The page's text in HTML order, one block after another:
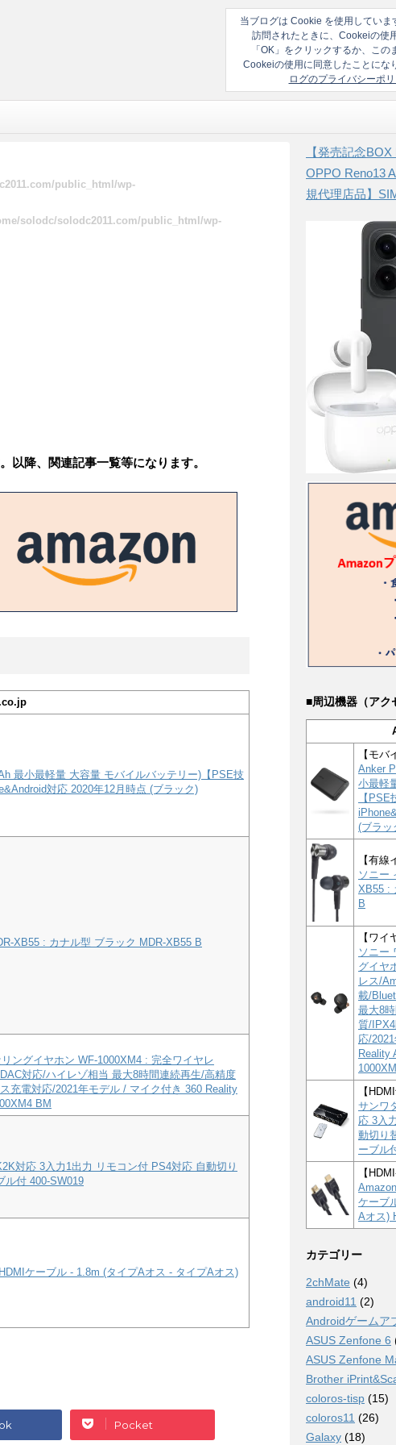
当ブログは Cookie を使用していま
訪問されたときに、Cookeiの使
「OK」をクリックするか、この
Cookeiの使用に同意したことにな
ログのプライバシーポ
public_html/wp-
solodc/solodc2011.com/public_html/wp-
以降、関連記事一覧等になります。
最小最軽量 大容量 モバイルバッテリー)【PSE技
対応 2020年12月時点 (ブラック)
XB55 : カナル型 ブラック MDR-XB55 B
ングイヤホン WF-1000XM4 : 完全ワイヤレ
対応/ハイレゾ相当 最大8時間連続再生/高精度
充電対応/2021年モデル / マイク付き 360 Reality
BM
対応 3入力1出力 リモコン付 PS4対応 自動切り
ル付 400-SW019
ケーブル - 1.8m (タイプAオス - タイプAオス)
Pocket
【発売記念
OPPO Reno13
規代理店品】
■周辺機器（アク
【モバ
Anker
小最軽
【PSE
(ブラッ
【有線
ソニー
XB55 :
B
【ワイ
ソニー
グイヤ
レス/
載/
最大8
質/
応/
Reality
【
サンワ
応 3入
動切り
ーブル
【
ケーブ
Aオス)
カテゴリー
2chMate (4)
android11 (2)
Androidゲームア
ASUS Zenfone 6
ASUS Zenfone
Brother
coloros-tisp (15)
coloros11 (26)
Galaxy (18)